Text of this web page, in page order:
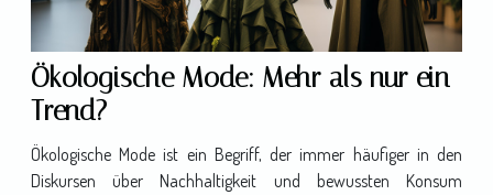
Ökologische Mode: Mehr als nur ein
Trend?
Ökologische Mode ist ein Begriff, der immer häufiger in den
Diskursen über Nachhaltigkeit und bewussten Konsum